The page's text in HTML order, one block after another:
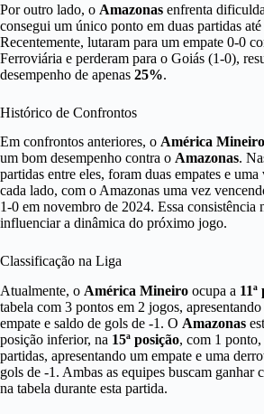
Por outro lado, o Amazonas enfrenta
consegui um único ponto em duas partidas até
Recentemente, lutaram para um empate 0-0
Ferroviária e perderam para o Goiás (1-0),
desempenho de apenas 25%.
Histórico de Confrontos
Em confrontos anteriores, o América Mineiro
um bom desempenho contra o Amazonas.
partidas entre eles, foram duas empates e
cada lado, com o Amazonas uma vez
1-0 em novembro de 2024. Essa consistência
influenciar a dinâmica do próximo jogo.
Classificação na Liga
Atualmente, o América Mineiro ocupa a 11ª
tabela com 3 pontos em 2 jogos,
empate e saldo de gols de -1. O Amazonas
posição inferior, na 15ª posição, com 1
partidas, apresentando um empate e uma
gols de -1. Ambas as equipes buscam ganhar
na tabela durante esta partida.